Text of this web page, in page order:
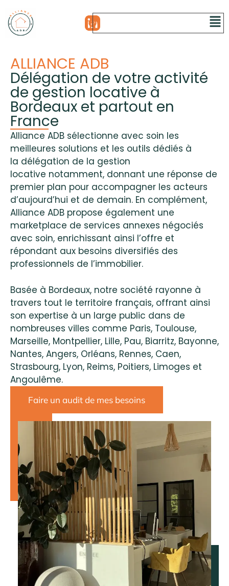
ALLIANCE ADB
Délégation de votre activité
de gestion locative à
Bordeaux et partout en
France
Alliance ADB sélectionne avec soin les
meilleures solutions et les outils dédiés à
la délégation de la gestion
locative notamment, donnant une réponse de
premier plan pour accompagner les acteurs
d’aujourd’hui et de demain. En complément,
Alliance ADB propose également une
marketplace de services annexes négociés
avec soin, enrichissant ainsi l’offre et
répondant aux besoins diversifiés des
professionnels de l’immobilier.
Basée à Bordeaux, notre société rayonne à
travers tout le territoire français, offrant ainsi
son expertise à un large public dans de
nombreuses villes comme Paris, Toulouse,
Marseille, Montpellier, Lille, Pau, Biarritz, Bayonne,
Nantes, Angers, Orléans, Rennes, Caen,
Strasbourg, Lyon, Reims, Poitiers, Limoges et
Angoulême.
Faire un audit de mes besoins